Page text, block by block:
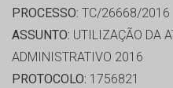
PROCESSO: TC/26668/2016
ASSUNTO: UTILIZAÇÃO DA
ADMINISTRATIVO 2016
PROTOCOLO: 1756821